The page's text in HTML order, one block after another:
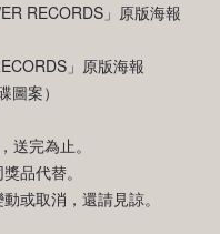
RECORDS」原版海報
」原版海報
案）
送完為止。
品代替。
或取消，還請見諒。